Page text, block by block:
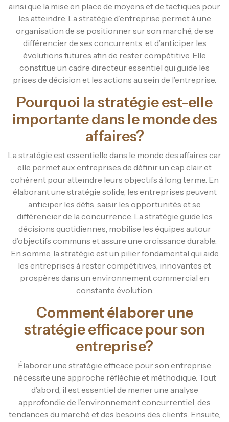
ainsi que la mise en place de moyens et de tactiques pour
les atteindre. La stratégie d’entreprise permet à une
organisation de se positionner sur son marché, de se
différencier de ses concurrents, et d’anticiper les
évolutions futures afin de rester compétitive. Elle
constitue un cadre directeur essentiel qui guide les
prises de décision et les actions au sein de l’entreprise.
Pourquoi la stratégie est-elle
importante dans le monde des
affaires?
La stratégie est essentielle dans le monde des affaires car
elle permet aux entreprises de définir un cap clair et
cohérent pour atteindre leurs objectifs à long terme. En
élaborant une stratégie solide, les entreprises peuvent
anticiper les défis, saisir les opportunités et se
différencier de la concurrence. La stratégie guide les
décisions quotidiennes, mobilise les équipes autour
d’objectifs communs et assure une croissance durable.
En somme, la stratégie est un pilier fondamental qui aide
les entreprises à rester compétitives, innovantes et
prospères dans un environnement commercial en
constante évolution.
Comment élaborer une
stratégie efficace pour son
entreprise?
Élaborer une stratégie efficace pour son entreprise
nécessite une approche réfléchie et méthodique. Tout
d’abord, il est essentiel de mener une analyse
approfondie de l’environnement concurrentiel, des
tendances du marché et des besoins des clients. Ensuite,